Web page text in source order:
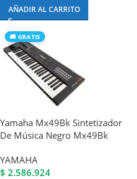
AÑADIR AL CARRITO
🚚 GRATIS
Yamaha Mx49Bk Sintetizador
De Música Negro Mx49Bk
YAMAHA
$ 2.586.924